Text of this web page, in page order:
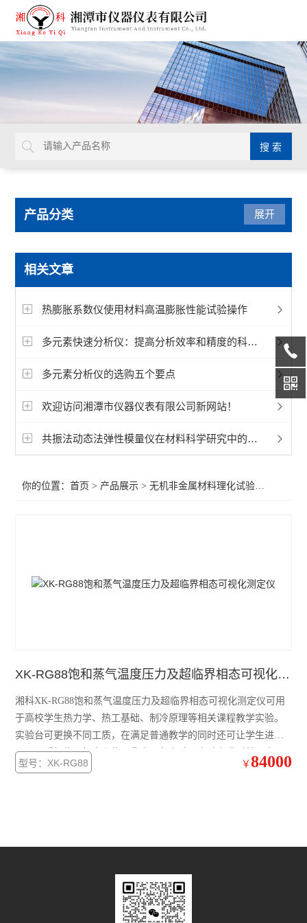
产品分类
无机非金属材料理化试验仪
影像式烧结点试验仪
灰熔点仪
超临界相态可视化测定仪
磨功指数仪
激光粒度分布仪
石材路面砖检测仪
展开
相关文章
热膨胀系数仪使用材料高温膨胀性能试验操作
多元素快速分析仪：提高分析效率和精度的科技设备
多元素分析仪的选购五个要点
欢迎访问湘潭市仪器仪表有限公司新网站！
共振法动态法弹性模量仪在材料科学研究中的应用
你的位置：首页 > 产品展示 >无机非金属材料理化试验仪
XK-RG88饱和蒸气温度压力及超临界相态可视化测定仪
湘科XK-RG88饱和蒸气温度压力及超临界相态可视化测定仪可用
于高校学生热力学、热工基础、制冷原理等相关课程教学实验。
实验台可更换不同工质，在满足普通教学的同时还可让学生进行
不同工质超临界相态和临界乳光现象实验。实验台造型美观大
方、设计结构紧凑合理、测量精度高、测试范围广，有利于增强
型号：XK-RG88 ￥ 84000